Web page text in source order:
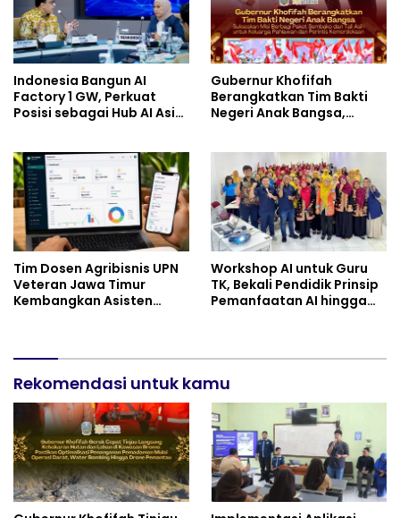
Indonesia Bangun AI
Factory 1 GW, Perkuat
Posisi sebagai Hub AI Asia
Gubernur Khofifah
Berangkatkan Tim Bakti
Negeri Anak Bangsa,
dan Perintis Kemerdekaan
Tim Dosen Agribisnis UPN
Veteran Jawa Timur
Kembangkan Asisten
Workshop AI untuk Guru
TK, Bekali Pendidik Prinsip
Pemanfaatan AI hingga
Rekomendasi untuk kamu